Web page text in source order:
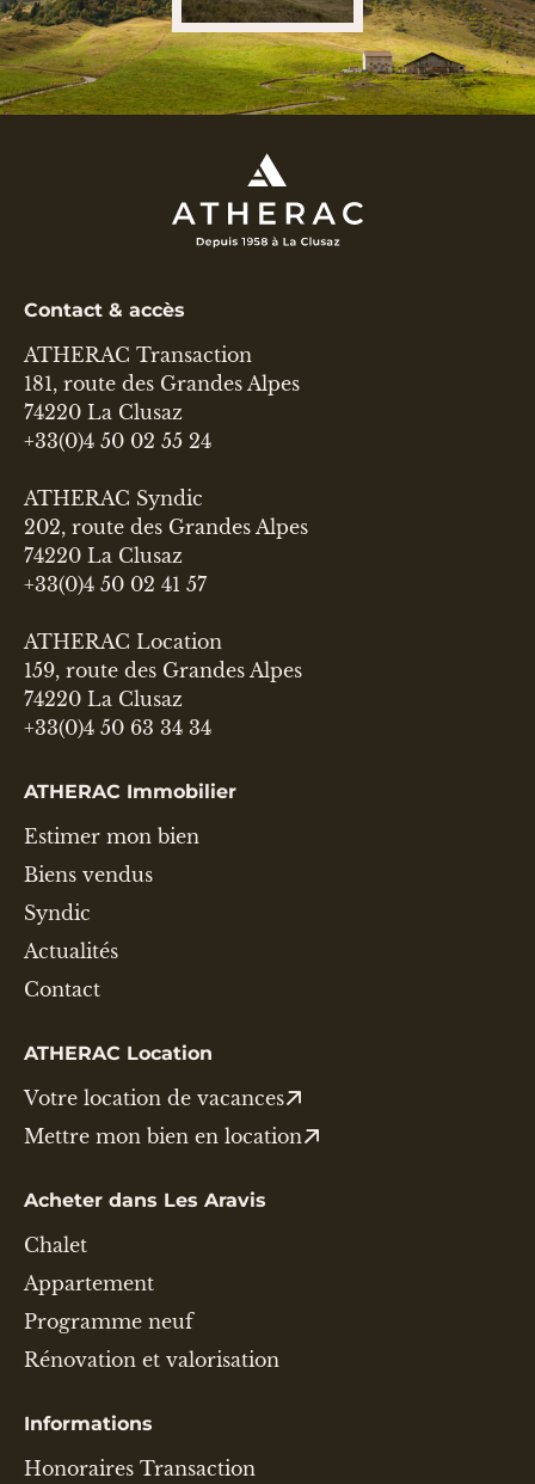
Contact & accès
ATHERAC Transaction
181, route des Grandes Alpes
74220 La Clusaz
+33(0)4 50 02 55 24
ATHERAC Syndic
202, route des Grandes Alpes
74220 La Clusaz
+33(0)4 50 02 41 57
ATHERAC Location
159, route des Grandes Alpes
74220 La Clusaz
+33(0)4 50 63 34 34
ATHERAC Immobilier
Estimer mon bien
Biens vendus
Syndic
Actualités
Contact
ATHERAC Location
Votre location de vacances
Mettre mon bien en location
Acheter dans Les Aravis
Chalet
Appartement
Programme neuf
Rénovation et valorisation
Informations
Honoraires Transaction